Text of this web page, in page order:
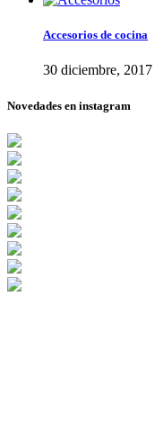
Accesorios de cocina
30 diciembre, 2017
Novedades en instagram